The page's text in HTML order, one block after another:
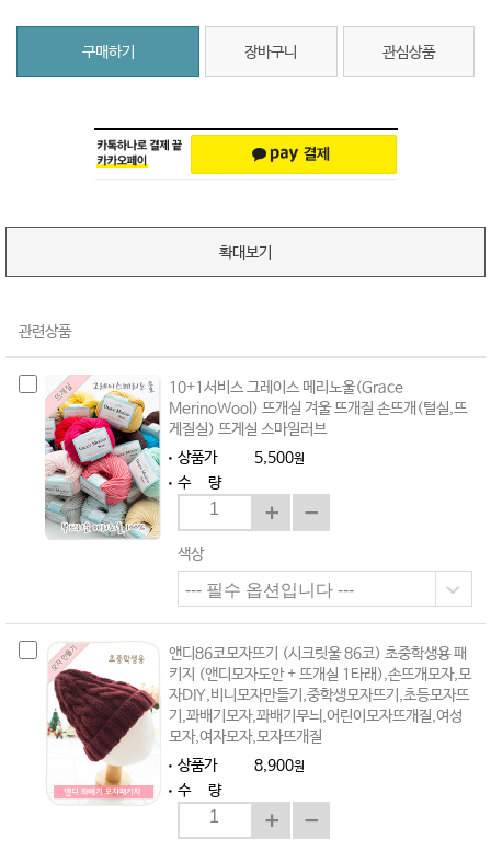
구매하기 장바구니 관심상품
확대보기
관련상품
10+1서비스 그레이스 메리노울(Grace
MerinoWool) 뜨개실 겨울 뜨개질 손뜨개(털실,뜨
게질실) 뜨게실 스마일러브
상품가
5,500원
수 량
색상
앤디86코모자뜨기 (시크릿울 86코) 초중학생용 패
키지 (앤디모자도안 + 뜨개실 1타래),손뜨개모자,모
자DIY,비니모자만들기,중학생모자뜨기,초등모자뜨
기,꽈배기모자,꽈배기무늬,어린이모자뜨개질,여성
모자,여자모자,모자뜨개질
상품가
8,900원
수 량